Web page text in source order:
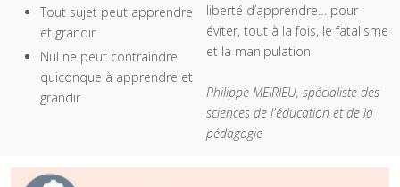
Tout sujet peut apprendre
et grandir
Nul ne peut contraindre
quiconque à apprendre et
grandir
liberté d’apprendre… pour
éviter, tout à la fois, le fatalisme
et la manipulation.
Philippe MEIRIEU, spécialiste des
sciences de l'éducation et de la
pédagogie